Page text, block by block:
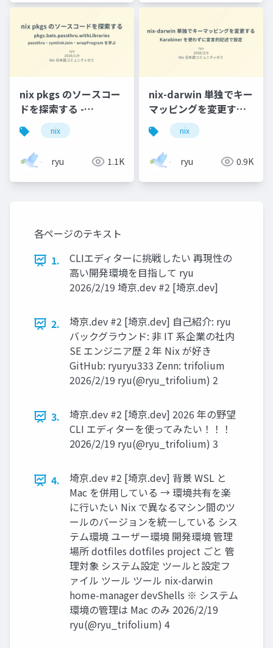
nix pkgs のソースコー
ドを探索する -
pkgs.bats.passthru.withLibraries
- passthru・
symlinkJoin・
wrapProgram を学ぶ
nix
ryu 1.1K
nix-darwin 単独でキー
マッピングを変更する -
Karabiner を使わずに
宣言的記述で設定
nix
ryu 0.9K
各ページのテキスト
1.
CLIエディターに挑戦したい 再現性の
高い開発環境を目指して ryu
2026/2/19 埼京.dev #2 [埼京.dev]
2.
埼京.dev #2 [埼京.dev] 自己紹介: ryu
バックグラウンド: 非 IT 系企業の社内
SE エンジニア歴 2 年 Nix が好き
GitHub: ryuryu333 Zenn: trifolium
2026/2/19 ryu(@ryu_trifolium) 2
3.
埼京.dev #2 [埼京.dev] 2026 年の野望
CLI エディターを使ってみたい！！！
2026/2/19 ryu(@ryu_trifolium) 3
4.
埼京.dev #2 [埼京.dev] 背景 WSL と
Mac を併用している → 環境共有を楽
に行いたい Nix で異なるマシン間のツ
ールのバージョンを統一している シス
テム環境 ユーザー環境 開発環境 管理
場所 dotfiles dotfiles project ごと 管
理対象 システム設定 ツールと設定フ
ァイル ツール ツール nix-darwin
home-manager devShells ※ システム
環境の管理は Mac のみ 2026/2/19
ryu(@ryu_trifolium) 4